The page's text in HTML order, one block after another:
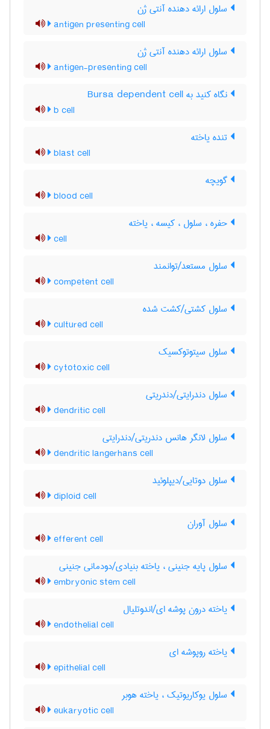
سلول ارائه دهنده آنتی ژن
antigen presenting cell
سلول ارائه دهنده آنتی ژن
antigen-presenting cell
نگاه کنید به Bursa dependent cell
b cell
تنده یاخته
blast cell
گویچه
blood cell
حفره ، سلول ، کیسه ، یاخته
cell
سلول مستعد/توانمند
competent cell
سلول کشتی/کشت شده
cultured cell
سلول سیتوتوکسیک
cytotoxic cell
سلول دندرایتی/دندریتی
dendritic cell
سلول لانگر هانس دندریتی/دندرایتی
dendritic langerhans cell
سلول دوتایی/دیپلوئید
diploid cell
سلول آوران
efferent cell
سلول پایه جنینی ، یاخته بنیادی/دودمانی جنینی
embryonic stem cell
یاخته درون پوشه ای/اندوتلیال
endothelial cell
یاخته روپوشه ای
epithelial cell
سلول یوکاریوتیک ، یاخته هوبر
eukaryotic cell